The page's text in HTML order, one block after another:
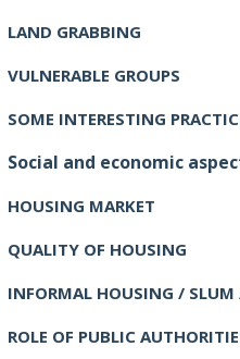
LAND GRABBING
VULNERABLE GROUPS
SOME INTERESTING
Social and economic
HOUSING MARKET
QUALITY OF HOUSING
INFORMAL HOUSING / SLUM
ROLE OF PUBLIC